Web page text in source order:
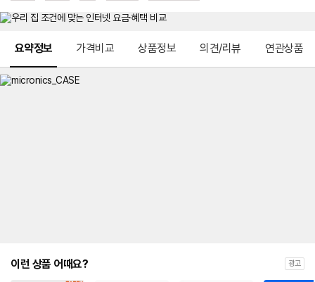
요약정보 가격비교 상품정보 의견/리뷰 연관상품
이런 상품 어때요? 광고